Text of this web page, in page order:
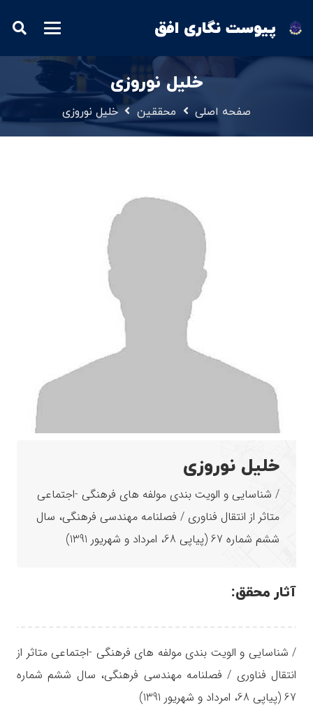
پیوست نگاری افق
خلیل نوروزی
صفحه اصلی محققین خلیل نوروزی
خلیل نوروزی
/ شناسایی و الویت بندی مولفه های فرهنگی -اجتماعی
متاثر از انتقال فناوری / فصلنامه مهندسی فرهنگی، سال
ششم شماره 67 (پیاپی 68، امرداد و شهریور 1391)
آثار محقق:
/ شناسایی و الویت بندی مولفه های فرهنگی -اجتماعی متاثر از
انتقال فناوری / فصلنامه مهندسی فرهنگی، سال ششم شماره
67 (پیاپی 68، امرداد و شهریور 1391)